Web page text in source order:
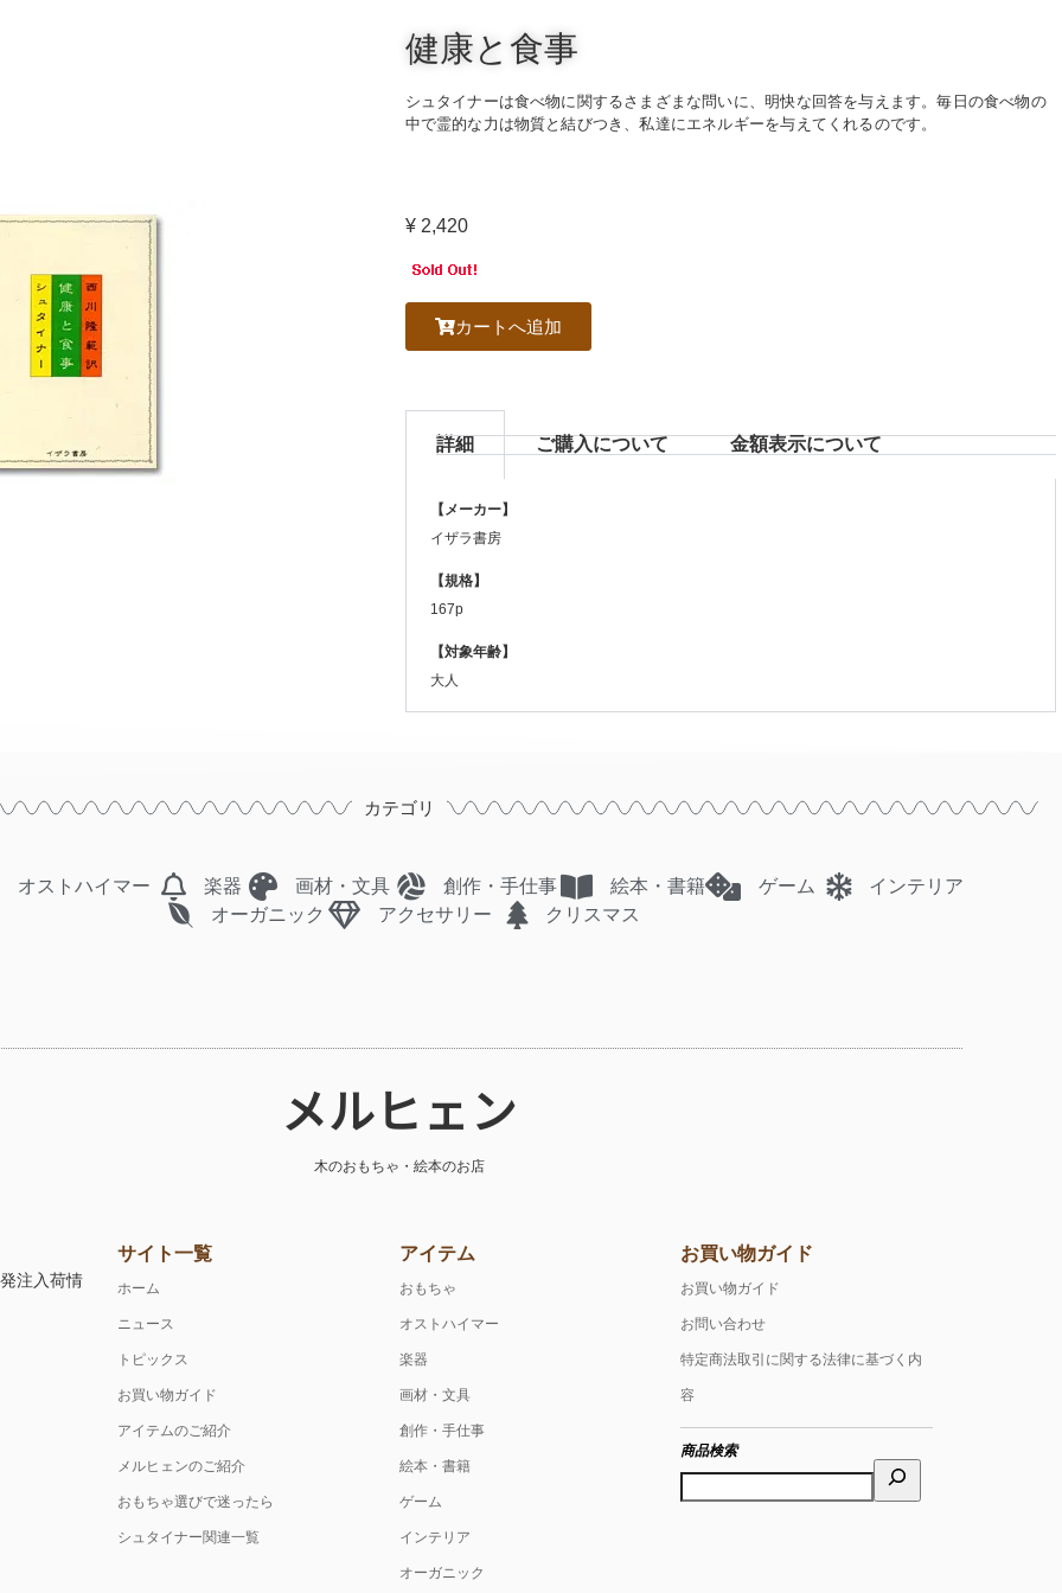
健康と食事
シュタイナーは食べ物に関するさまざまな問いに、明快な回答を与えます。毎日の食べ物の
中で霊的な力は物質と結びつき、私達にエネルギーを与えてくれるのです。
¥ 2,420
カートへ追加
詳細 ご購入について ⾦額表⽰について
【メーカー】
イザラ書房
【規格】
167p
【対象年齢】
大人
カテゴリ
オストハイマー 楽器 画材・文具 創作・手仕事 絵本・書籍 ゲーム
インテリア
オーガニック
アクセサリー クリスマス
メルヒェン
木のおもちゃ・絵本のお店
注入荷情
サイト一覧
ホーム
ニュース
トピックス
お買い物ガイド
アイテムのご紹介
メルヒェンのご紹介
おもちゃ選びで迷ったら
シュタイナー関連一覧
アイテム
おもちゃ
オストハイマー
楽器
画材・文具
創作・手仕事
絵本・書籍
ゲーム
インテリア
オーガニック
お買い物ガイド
お買い物ガイド
お問い合わせ
特定商法取引に関する法律に基づく内
容
商品検索